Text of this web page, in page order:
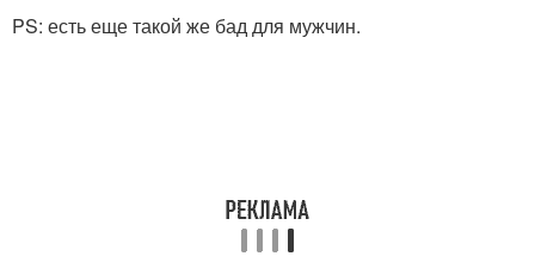
PS: есть еще такой же бад для мужчин.